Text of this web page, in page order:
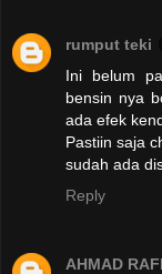
rumput teki
Ini belum
bensin nya
ada efek
Pastiin saja
sudah ada
Reply
AHMAD